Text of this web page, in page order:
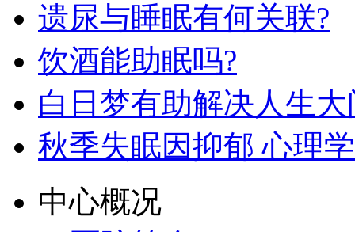
遗尿与睡眠有何关联?
饮酒能助眠吗?
白日梦有助解决人生
秋季失眠因抑郁 心理
中心概况